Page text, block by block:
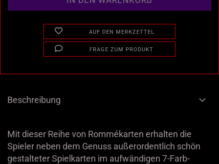
AUF DEN MERKZETTEL
FRAGE ZUM PRODUKT
Beschreibung
Mit dieser Reihe von Rommékarten erhalten die
Spieler neben dem Genuss außerordentlich schön
gestalteter Spielkarten im aufwändigen 7-Farb-